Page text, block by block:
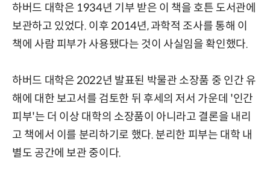
하버드 대학은 1934년 기부 받은 이 책을 호튼 도서관에
보관하고 있었다. 이후 2014년, 과학적 조사를 통해 이
책에 사람 피부가 사용됐다는 것이 사실임을 확인했다.
하버드 대학은 2022년 발표된 박물관 소장품 중 인간 유
해에 대한 보고서를 검토한 뒤 후세의 저서 가운데 '인간
피부'는 더 이상 대학의 소장품이 아니라고 결론을 내리
고 책에서 이를 분리하기로 했다. 분리한 피부는 대학 내
별도 공간에 보관 중이다.